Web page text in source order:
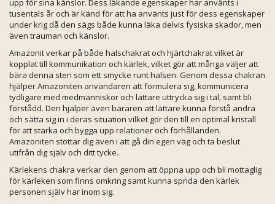
tusentals år och är känd för att ha använts just för dess egenskaper
under krig då den sägs både kunna läka delvis fysiska skador, men
även trauman och känslor.
Amazonit verkar på både halschakrat och hjärtchakrat vilket är
kopplat till kommunikation och kärlek, vilket gör att många väljer att
bära denna sten som ett smycke runt halsen. Genom dessa chakran
hjälper Amazoniten användaren att formulera sig, kommunicera
tydligare med medmänniskor och lättare uttrycka sig i tal, samt bli
förstådd. Den hjälper även bäraren att lättare kunna förstå andra
och sätta sig in i deras situation vilket gör den till en optimal kristall
för att stärka och bygga upp relationer och förhållanden.
Amazoniten stöttar dig även i att gå din egen väg och ta beslut
utifrån dig själv och ditt tycke.
Kärlekens chakra verkar den genom att öppna upp och bli mottaglig
för kärleken som finns omkring samt kunna sprida den kärlek
personen själv har inom sig.